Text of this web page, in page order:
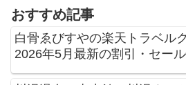
おすすめ記事
白骨ゑびすやの楽天トラベル
2026年5月最新の割引・セー